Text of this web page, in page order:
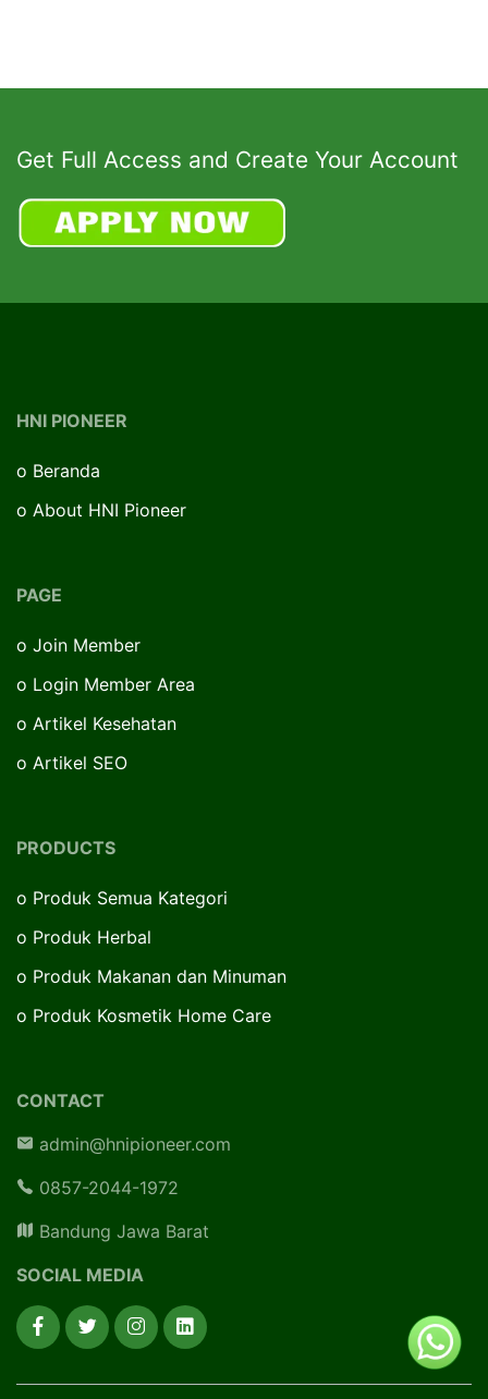
Get Full Access and Create Your Account
HNI PIONEER
o Beranda
o About HNI Pioneer
PAGE
o Join Member
o Login Member Area
o Artikel Kesehatan
o Artikel SEO
PRODUCTS
o Produk Semua Kategori
o Produk Herbal
o Produk Makanan dan Minuman
o Produk Kosmetik Home Care
CONTACT
admin@hnipioneer.com
0857-2044-1972
Bandung Jawa Barat
SOCIAL MEDIA